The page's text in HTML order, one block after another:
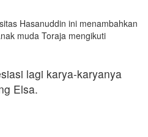
Hasanuddin ini menambahkan
muda Toraja mengikuti
lagi karya-karyanya
Elsa.